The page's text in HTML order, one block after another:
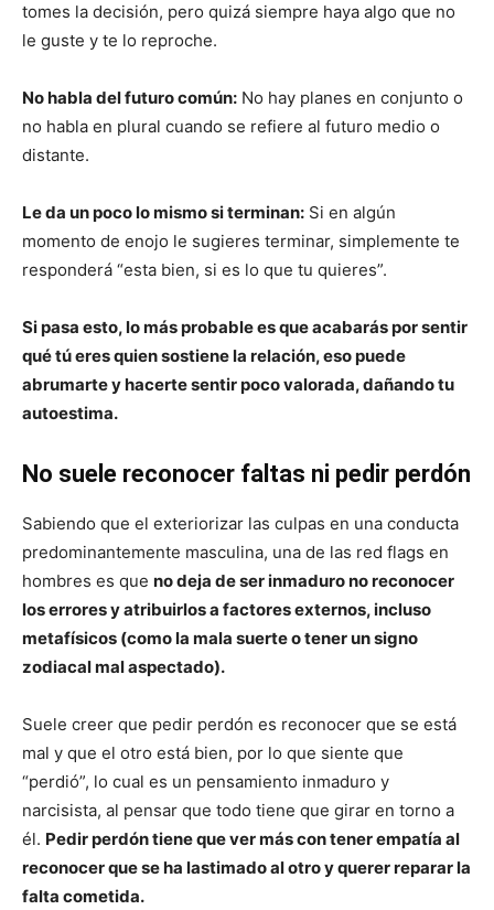
tomes la decisión, pero quizá siempre haya algo que no
le guste y te lo reproche.
No habla del futuro común: No hay planes en conjunto o
no habla en plural cuando se refiere al futuro medio o
distante.
Le da un poco lo mismo si terminan: Si en algún
momento de enojo le sugieres terminar, simplemente te
responderá “esta bien, si es lo que tu quieres”.
Si pasa esto, lo más probable es que acabarás por sentir
qué tú eres quien sostiene la relación, eso puede
abrumarte y hacerte sentir poco valorada, dañando tu
autoestima.
No suele reconocer faltas ni pedir perdón
Sabiendo que el exteriorizar las culpas en una conducta
predominantemente masculina, una de las red flags en
hombres es que no deja de ser inmaduro no reconocer
los errores y atribuirlos a factores externos, incluso
metafísicos (como la mala suerte o tener un signo
zodiacal mal aspectado).
Suele creer que pedir perdón es reconocer que se está
mal y que el otro está bien, por lo que siente que
“perdió”, lo cual es un pensamiento inmaduro y
narcisista, al pensar que todo tiene que girar en torno a
él. Pedir perdón tiene que ver más con tener empatía al
reconocer que se ha lastimado al otro y querer reparar la
falta cometida.